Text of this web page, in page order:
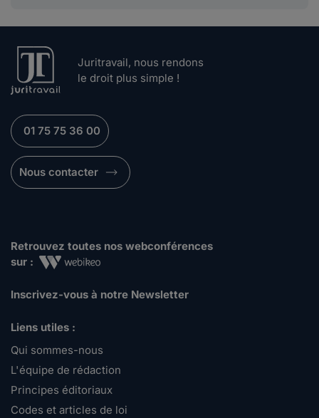
Juritravail, nous rendons
le droit plus simple !
01 75 75 36 00
Nous contacter
Retrouvez toutes nos webconférences
sur :
Inscrivez-vous à notre Newsletter
Liens utiles :
Qui sommes-nous
L'équipe de rédaction
Principes éditoriaux
Codes et articles de loi